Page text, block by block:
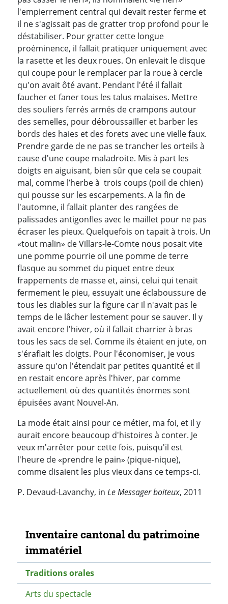
l'empierrement central qui devait rester ferme et
il ne s'agissait pas de gratter trop profond pour le
déstabiliser. Pour gratter cette longue
proéminence, il fallait pratiquer uniquement avec
la rasette et les deux roues. On enlevait le disque
qui coupe pour le remplacer par la roue à cercle
qu'on avait ôté avant. Pendant l'été il fallait
faucher et faner tous les talus malaises. Mettre
des souliers ferrés armés de crampons autour
des semelles, pour débroussailler et barber les
bords des haies et des forets avec une vielle faux.
Prendre garde de ne pas se trancher les orteils à
cause d'une coupe maladroite. Mis à part les
doigts en aiguisant, bien sûr que cela se coupait
mal, comme l’herbe à trois coups (poil de chien)
qui pousse sur les escarpements. A la fin de
l'automne, il fallait planter des rangées de
palissades antigonfles avec le maillet pour ne pas
écraser les pieux. Quelquefois on tapait à trois. Un
«tout malin» de Villars-le-Comte nous posait vite
une pomme pourrie oil une pomme de terre
flasque au sommet du piquet entre deux
frappements de masse et, ainsi, celui qui tenait
fermement le pieu, essuyait une éclaboussure de
tous les diables sur la figure car il n'avait pas le
temps de le lâcher lestement pour se sauver. Il y
avait encore l'hiver, où il fallait charrier à bras
tous les sacs de sel. Comme ils étaient en jute, on
s'éraflait les doigts. Pour l'économiser, je vous
assure qu'on l'étendait par petites quantité et il
en restait encore après l'hiver, par comme
actuellement où des quantités énormes sont
épuisées avant Nouvel-An.
La mode était ainsi pour ce métier, ma foi, et il y
aurait encore beaucoup d'histoires à conter. Je
veux m'arrêter pour cette fois, puisqu'il est
l'heure de «prendre le pain» (pique-nique),
comme disaient les plus vieux dans ce temps-ci.
P. Devaud-Lavanchy, in Le Messager boiteux, 2011
Navigation secondaire
Inventaire cantonal du patrimoine
immatériel
Traditions orales
Arts du spectacle